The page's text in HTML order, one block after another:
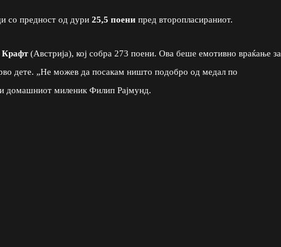
со предност од дури 25,5 поени пред второпласираниот.
(Австрија), кој собра 273 поени. Ова беше емотивно враќање за
дете. „Не можев да посакам ништо подобро од медал по
домашниот миленик Филип Рајмунд.